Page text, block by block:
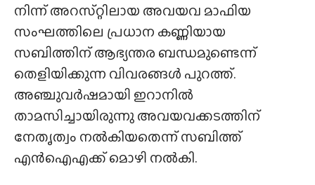
നിന്ന് അറസ്‌റ്റിലായ അവയവ മാഫിയ
സംഘത്തിലെ പ്രധാന കണ്ണിയായ
സബിത്തിന് ആഭ്യന്തര ബന്ധമുണ്ടെന്ന്
തെളിയിക്കുന്ന വിവരങ്ങൾ പുറത്ത്.
അഞ്ചുവർഷമായി ഇറാനിൽ
താമസിച്ചായിരുന്നു അവയവക്കടത്തിന്
നേതൃത്വം നൽകിയതെന്ന് സബിത്ത്
എൻഐഎക്ക് മൊഴി നൽകി.